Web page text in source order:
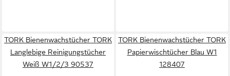
TORK Bienenwachstücher TORK
Langlebige Reinigungstücher
Weiß W1/2/3 90537
TORK Bienenwachstücher TORK
Papierwischtücher Blau W1
128407